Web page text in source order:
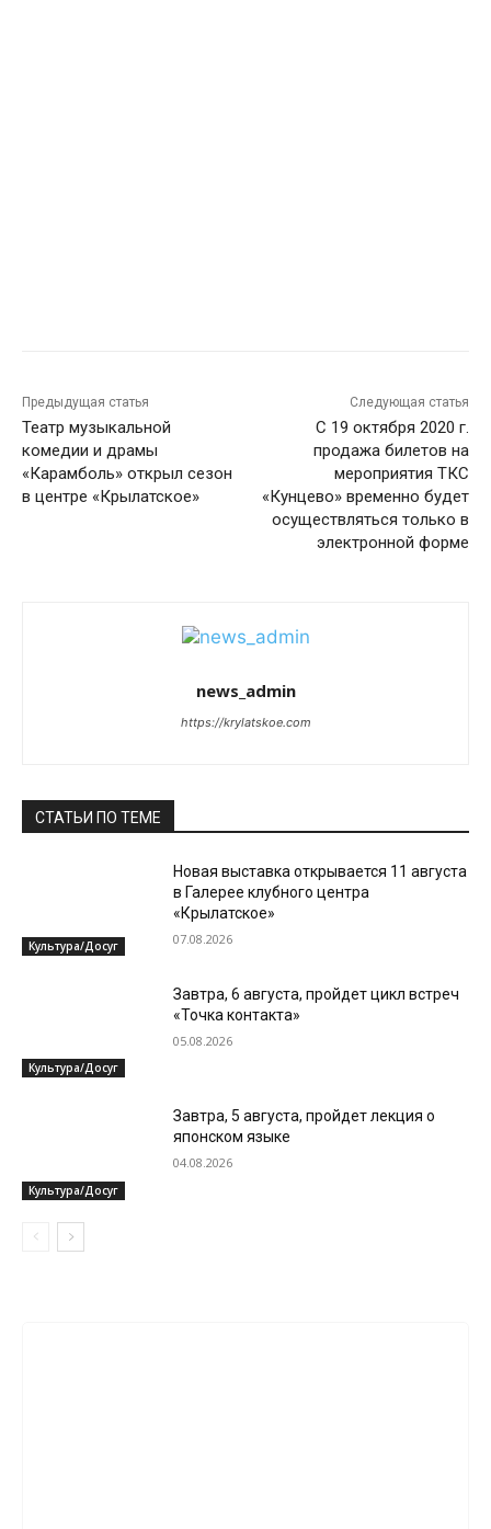
Предыдущая статья
Театр музыкальной
комедии и драмы
«Карамболь» открыл сезон
в центре «Крылатское»
Следующая статья
С 19 октября 2020 г.
продажа билетов на
мероприятия ТКС
«Кунцево» временно будет
осуществляться только в
электронной форме
news_admin
https://krylatskoe.com
СТАТЬИ ПО ТЕМЕ
Культура/Досуг
Новая выставка открывается 11 августа
в Галерее клубного центра
«Крылатское»
07.08.2026
Культура/Досуг
Завтра, 6 августа, пройдет цикл встреч
«Точка контакта»
05.08.2026
Культура/Досуг
Завтра, 5 августа, пройдет лекция о
японском языке
04.08.2026